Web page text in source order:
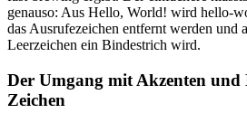
genauso: Aus Hello, World! wird hello-
das Ausrufezeichen entfernt werden und
Leerzeichen ein Bindestrich wird.
Der Umgang mit Akzenten
Zeichen